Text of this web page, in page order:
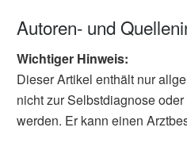
Autoren- und
Wichtiger Hinweis:
Dieser Artikel enthält nur
nicht zur Selbstdiagnose
werden. Er kann einen